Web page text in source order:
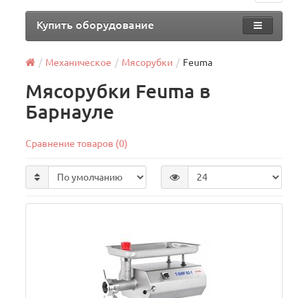
Купить оборудование
Механическое Мясорубки Feuma
Мясорубки Feuma в
Барнауле
Сравнение товаров (0)